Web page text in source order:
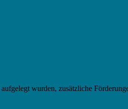
wurden, zusätzliche